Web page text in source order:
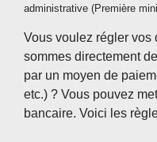
administrative (Première
Vous voulez régler vos
sommes directement
par un moyen de
etc.) ? Vous pouvez
bancaire. Voici les